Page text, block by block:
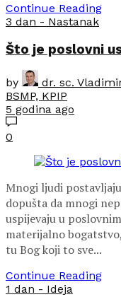
Continue Reading
3 dan - Nastanak
Što je poslovni
by
dr. sc.
BSMP, KPIP
5 godina ago
0
Mnogi ljudi
dopušta da mnogi
uspijevaju u
materijalno
tu Bog koji to sve...
Continue Reading
1 dan - Ideja